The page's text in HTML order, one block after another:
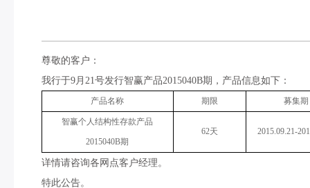
尊敬的客户：
我行于9月21号发行智赢产品2015040B期，产品信息如下：
产品名称 期限 募集期
智赢个人结构性存款产品
2015040B期
62天 2015.09.21-
详情请咨询各网点客户经理。
特此公告。